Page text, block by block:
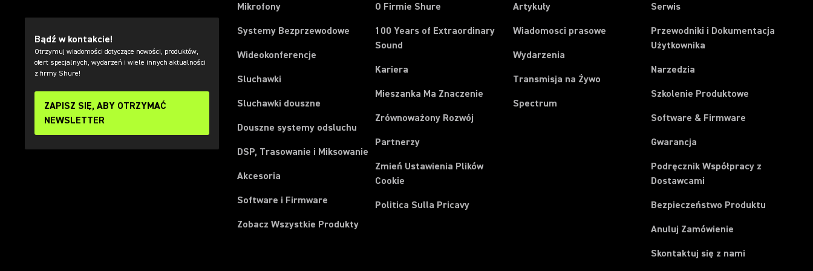
Bądź w kontakcie!
Otrzymuj wiadomości dotyczące nowości, produktów,
ofert specjalnych, wydarzeń i wiele innych aktualności
z firmy Shure!
ZAPISZ SIĘ, ABY OTRZYMAĆ
NEWSLETTER
Mikrofony
Systemy Bezprzewodowe
Wideokonferencje
Sluchawki
Sluchawki douszne
Douszne systemy odsluchu
DSP, Trasowanie i Miksowanie
Akcesoria
Software i Firmware
Zobacz Wszystkie Produkty
O Firmie Shure
100 Years of Extraordinary
Sound
Kariera
Mieszanka Ma Znaczenie
Zrównoważony Rozwój
Partnerzy
Zmień Ustawienia Plików
Cookie
Politica Sulla Pricavy
Artykuły
Wiadomosci prasowe
Wydarzenia
Transmisja na Żywo
Spectrum
Serwis
Przewodniki i Dokumentacja
Użytkownika
Narzedzia
Szkolenie Produktowe
Software & Firmware
Gwarancja
Podręcznik Współpracy z
Dostawcami
Bezpieczeństwo Produktu
Anuluj Zamówienie
Skontaktuj się z nami